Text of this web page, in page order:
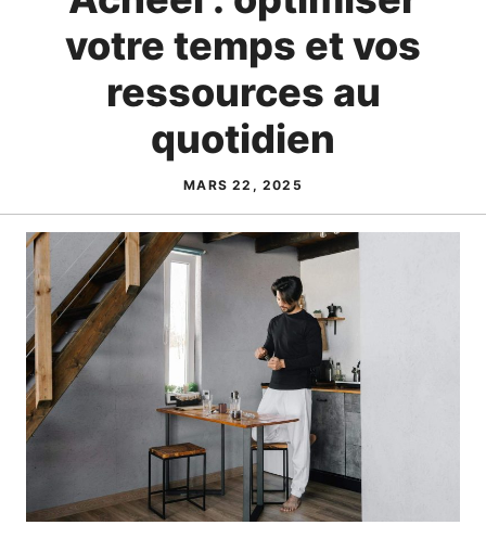
votre temps et vos
ressources au
quotidien
MARS 22, 2025